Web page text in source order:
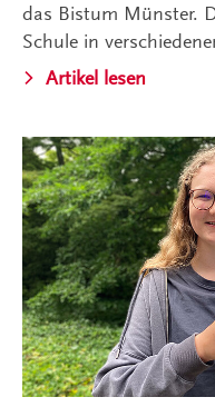
das Bistum Münster.
Schule in
Artikel lesen